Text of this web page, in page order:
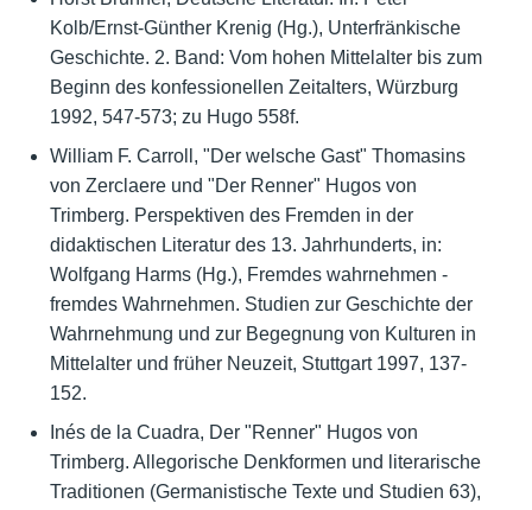
Kolb/Ernst-Günther Krenig (Hg.), Unterfränkische
Geschichte. 2. Band: Vom hohen Mittelalter bis zum
Beginn des konfessionellen Zeitalters, Würzburg
1992, 547-573; zu Hugo 558f.
William F. Carroll, "Der welsche Gast" Thomasins
von Zerclaere und "Der Renner" Hugos von
Trimberg. Perspektiven des Fremden in der
didaktischen Literatur des 13. Jahrhunderts, in:
Wolfgang Harms (Hg.), Fremdes wahrnehmen -
fremdes Wahrnehmen. Studien zur Geschichte der
Wahrnehmung und zur Begegnung von Kulturen in
Mittelalter und früher Neuzeit, Stuttgart 1997, 137-
152.
Inés de la Cuadra, Der "Renner" Hugos von
Trimberg. Allegorische Denkformen und literarische
Traditionen (Germanistische Texte und Studien 63),